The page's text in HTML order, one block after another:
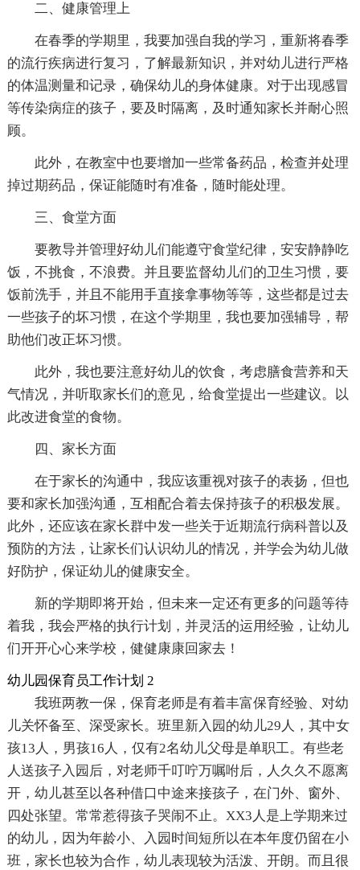
二、健康管理上
在春季的学期里，我要加强自我的学习，重新将春季
的流行疾病进行复习，了解最新知识，并对幼儿进行严格
的体温测量和记录，确保幼儿的身体健康。对于出现感冒
等传染病症的孩子，要及时隔离，及时通知家长并耐心照
顾。
此外，在教室中也要增加一些常备药品，检查并处理
掉过期药品，保证能随时有准备，随时能处理。
三、食堂方面
要教导并管理好幼儿们能遵守食堂纪律，安安静静吃
饭，不挑食，不浪费。并且要监督幼儿们的卫生习惯，要
饭前洗手，并且不能用手直接拿事物等等，这些都是过去
一些孩子的坏习惯，在这个学期里，我也要加强辅导，帮
助他们改正坏习惯。
此外，我也要注意好幼儿的饮食，考虑膳食营养和天
气情况，并听取家长们的意见，给食堂提出一些建议。以
此改进食堂的食物。
四、家长方面
在于家长的沟通中，我应该重视对孩子的表扬，但也
要和家长加强沟通，互相配合着去保持孩子的积极发展。
此外，还应该在家长群中发一些关于近期流行病科普以及
预防的方法，让家长们认识幼儿的情况，并学会为幼儿做
好防护，保证幼儿的健康安全。
新的学期即将开始，但未来一定还有更多的问题等待
着我，我会严格的执行计划，并灵活的运用经验，让幼儿
们开开心心来学校，健健康康回家去！
幼儿园保育员工作计划 2
我班两教一保，保育老师是有着丰富保育经验、对幼
儿关怀备至、深受家长。班里新入园的幼儿29人，其中女
孩13人，男孩16人，仅有2名幼儿父母是单职工。有些老
人送孩子入园后，对老师千叮咛万嘱咐后，人久久不愿离
开，幼儿甚至以各种借口中途来接孩子，在门外、窗外、
四处张望。常常惹得孩子哭闹不止。XX3人是上学期来过
的幼儿，因为年龄小、入园时间短所以在本年度仍留在小
班，家长也较为合作，幼儿表现较为活泼、开朗。而且很